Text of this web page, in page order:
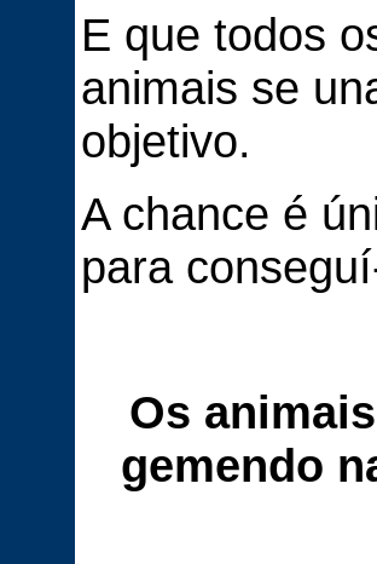
E que todos
animais se
objetivo.
A chance é
para
Os
gemendo